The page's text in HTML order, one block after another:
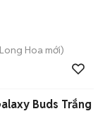
Long Hoa mới)
Buds Trắng